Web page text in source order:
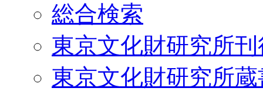
総合検索
東京文化財研究所
東京文化財研究所